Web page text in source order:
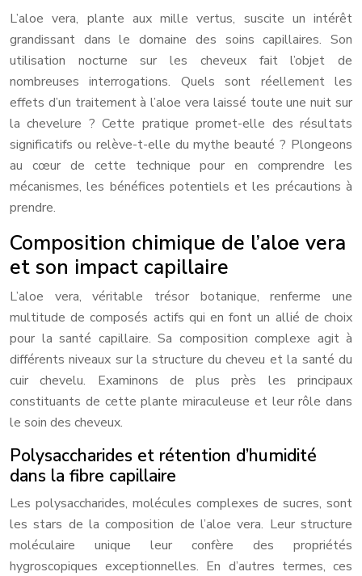
L’aloe vera, plante aux mille vertus, suscite un intérêt
grandissant dans le domaine des soins capillaires. Son
utilisation nocturne sur les cheveux fait l’objet de
nombreuses interrogations. Quels sont réellement les
effets d’un traitement à l’aloe vera laissé toute une nuit sur
la chevelure ? Cette pratique promet-elle des résultats
significatifs ou relève-t-elle du mythe beauté ? Plongeons
au cœur de cette technique pour en comprendre les
mécanismes, les bénéfices potentiels et les précautions à
prendre.
Composition chimique de l’aloe vera
et son impact capillaire
L’aloe vera, véritable trésor botanique, renferme une
multitude de composés actifs qui en font un allié de choix
pour la santé capillaire. Sa composition complexe agit à
différents niveaux sur la structure du cheveu et la santé du
cuir chevelu. Examinons de plus près les principaux
constituants de cette plante miraculeuse et leur rôle dans
le soin des cheveux.
Polysaccharides et rétention d’humidité
dans la fibre capillaire
Les polysaccharides, molécules complexes de sucres, sont
les stars de la composition de l’aloe vera. Leur structure
moléculaire unique leur confère des propriétés
hygroscopiques exceptionnelles. En d’autres termes, ces